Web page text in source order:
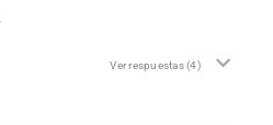
Ver respuestas(4)